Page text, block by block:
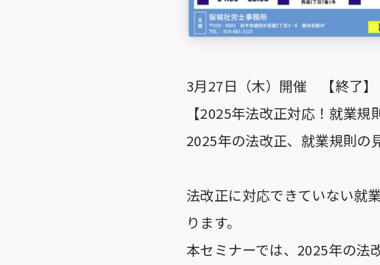
3月27日（木）開催 【終了】
【2025年法改正対応！就業規
2025年の法改正、就業規則の
法改正に対応できていない就
ります。
本セミナーでは、2025年の法